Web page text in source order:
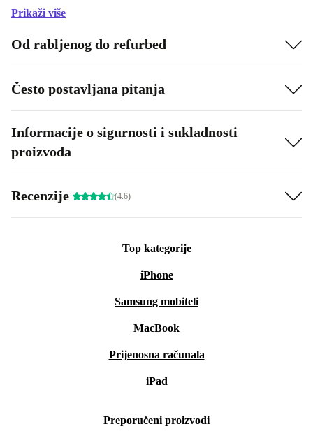
Prikaži više
Od rabljenog do refurbed
Često postavljana pitanja
Informacije o sigurnosti i sukladnosti
proizvoda
Recenzije (4.6)
Top kategorije
iPhone
Samsung mobiteli
MacBook
Prijenosna računala
iPad
Preporučeni proizvodi